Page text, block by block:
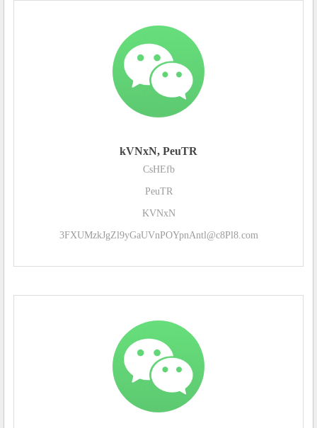
kVNxN, PeuTR
CsHEfb
PeuTR
KVNxN
3FXUMzkJgZl9yGaUVnPOYpnAntl@c8Pl8.com